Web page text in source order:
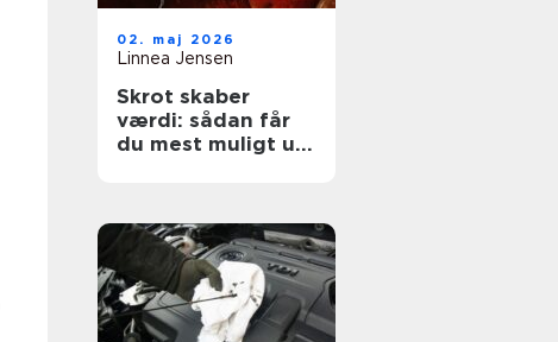
02. maj 2026
Linnea Jensen
Skrot skaber
værdi: sådan får
du mest muligt ud